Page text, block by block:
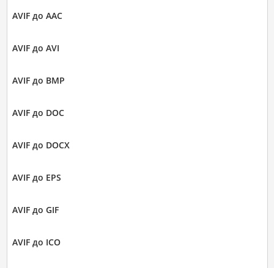
AVIF до AAC
AVIF до AVI
AVIF до BMP
AVIF до DOC
AVIF до DOCX
AVIF до EPS
AVIF до GIF
AVIF до ICO